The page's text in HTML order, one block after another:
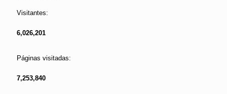
Visitantes:
6,026,201
Páginas visitadas:
7,253,840